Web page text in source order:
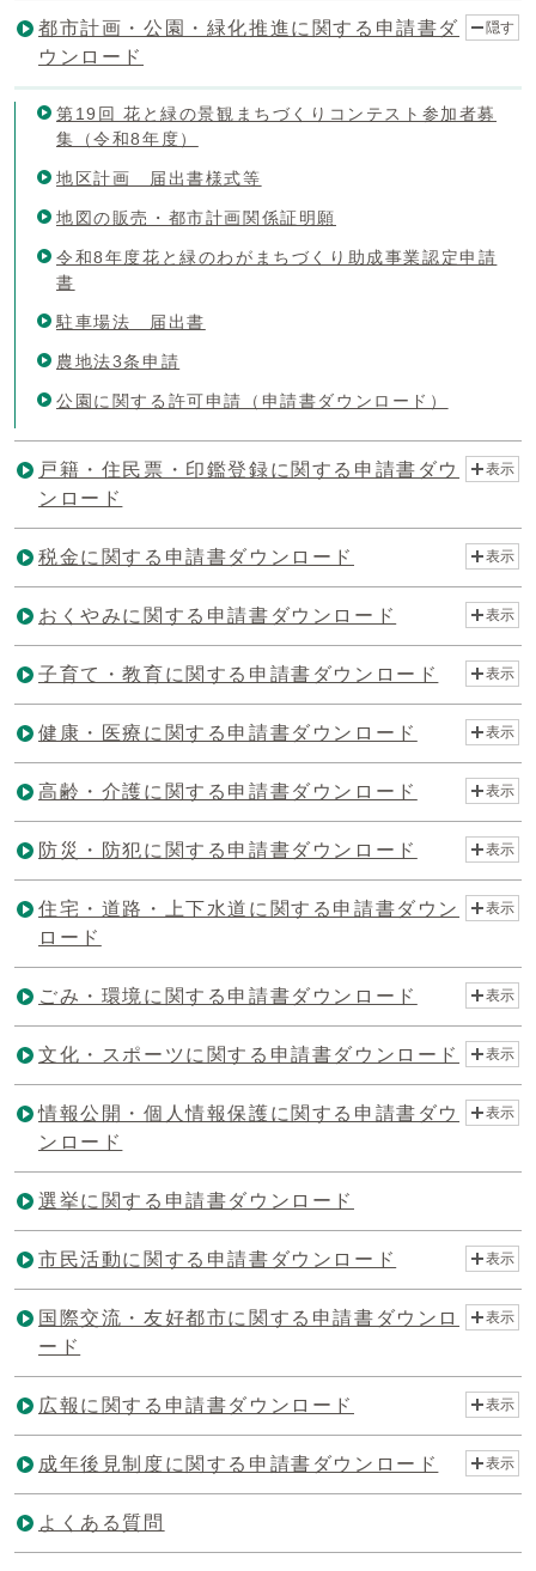
都市計画・公園・緑化推進に関する申請書ダ
ウンロード
隠す
第19回 花と緑の景観まちづくりコンテスト参加者募
集（令和8年度）
地区計画 届出書様式等
地図の販売・都市計画関係証明願
令和8年度花と緑のわがまちづくり助成事業認定申請
書
駐車場法 届出書
農地法3条申請
公園に関する許可申請（申請書ダウンロード）
戸籍・住民票・印鑑登録に関する申請書ダウ
ンロード
表示
税金に関する申請書ダウンロード 表示
おくやみに関する申請書ダウンロード 表示
子育て・教育に関する申請書ダウンロード 表示
健康・医療に関する申請書ダウンロード 表示
高齢・介護に関する申請書ダウンロード 表示
防災・防犯に関する申請書ダウンロード 表示
住宅・道路・上下水道に関する申請書ダウン
ロード
表示
ごみ・環境に関する申請書ダウンロード 表示
文化・スポーツに関する申請書ダウンロード 表示
情報公開・個人情報保護に関する申請書ダウ
ンロード
表示
選挙に関する申請書ダウンロード
市民活動に関する申請書ダウンロード 表示
国際交流・友好都市に関する申請書ダウンロ
ード
表示
広報に関する申請書ダウンロード 表示
成年後見制度に関する申請書ダウンロード 表示
よくある質問